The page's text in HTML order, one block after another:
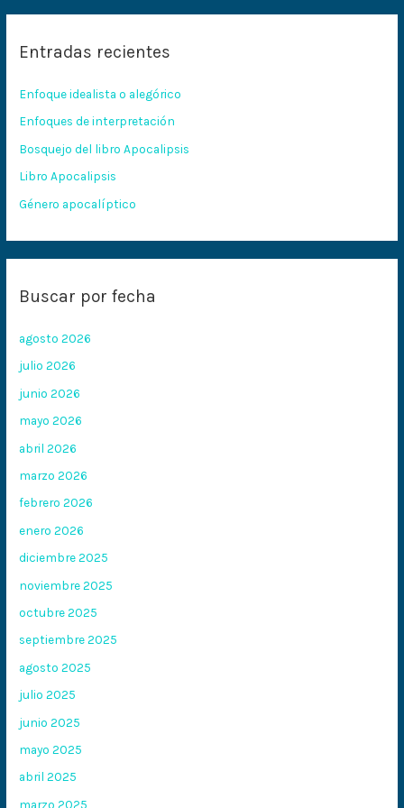
a
p
o
r
:
Entradas recientes
Enfoque idealista o alegórico
Enfoques de interpretación
Bosquejo del libro Apocalipsis
Libro Apocalipsis
Género apocalíptico
Buscar por fecha
agosto 2026
julio 2026
junio 2026
mayo 2026
abril 2026
marzo 2026
febrero 2026
enero 2026
diciembre 2025
noviembre 2025
octubre 2025
septiembre 2025
agosto 2025
julio 2025
junio 2025
mayo 2025
abril 2025
marzo 2025